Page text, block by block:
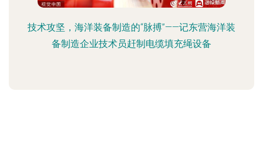
技术攻坚，海洋装备制造的“脉搏”——记东营海洋装
备制造企业技术员赶制电缆填充绳设备